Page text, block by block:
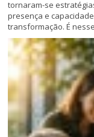
tornaram-se
presença e
transformação. É